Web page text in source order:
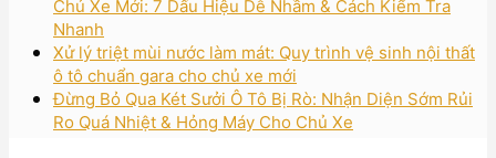
Chủ Xe Mới: 7 Dấu Hiệu Dễ Nhầm & Cách Kiểm Tra
Nhanh
Xử lý triệt mùi nước làm mát: Quy trình vệ sinh nội thất
ô tô chuẩn gara cho chủ xe mới
Đừng Bỏ Qua Két Sưởi Ô Tô Bị Rò: Nhận Diện Sớm Rủi
Ro Quá Nhiệt & Hỏng Máy Cho Chủ Xe